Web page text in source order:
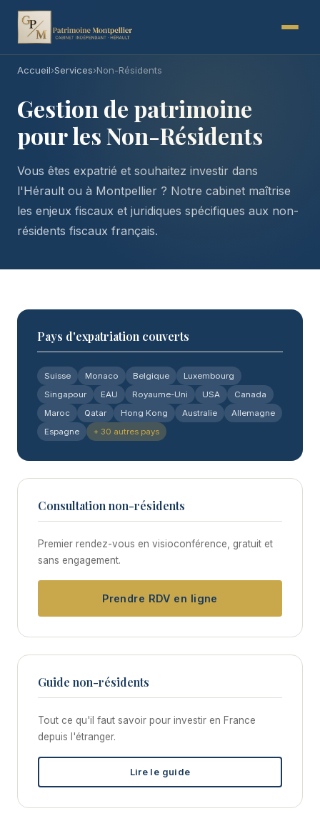
Accueil›Services›Non-Résidents
Gestion de patrimoine
pour les Non-Résidents
Vous êtes expatrié et souhaitez investir dans
l'Hérault ou à Montpellier ? Notre cabinet maîtrise
les enjeux fiscaux et juridiques spécifiques aux non-
résidents fiscaux français.
Pays d'expatriation couverts
Suisse Monaco Belgique
Luxembourg
Singapour
EAU Royaume-Uni USA
Canada
Maroc
Qatar Hong Kong Australie
Allemagne
Espagne
+ 30 autres pays
Consultation non-résidents
Premier rendez-vous en visioconférence, gratuit et
sans engagement.
Prendre RDV en ligne
Guide non-résidents
Tout ce qu'il faut savoir pour investir en France
depuis l'étranger.
Lire le guide